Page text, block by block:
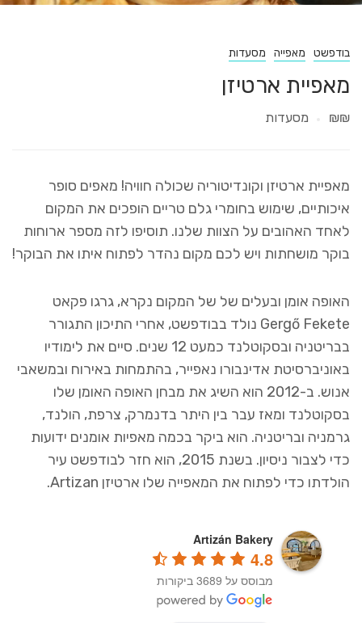
בודפשט מאפייה מסעדות
מאפיית ארטיזן
₪₪ מסעדות
מאפיית ארטיזן וקונדיטוריה שכולה חוויה! מאפים סופר
איכותיים, שימוש בחומרי גלם טריים הופכים את המקום
לאחד האהובים על הצוות שלנו. תוסיפו לזה מספר ארוחות
בוקר מושחתות ויש לכם מקום נהדר לפתוח איתו את הבוקר!
האופה אומן ובעלים של של המקום נקרא, גרגו פקאט
Gergő Fekete נולד בבודפשט, אחרי התיכון התגורר
בבריטניה ובסקוטלנד כמעט 12 שנים. סיים את לימודיו
באוניברסיטת אדינבורו נאפייר, בהתמחות באירוח ובמשאבי
אנוש. ב-2012 הוא השיג את מבחן האופה האומן שלו
בסקוטלנד ומאז עבר בין היתר בדנמרק, צרפת, הולנד,
גרמניה ובריטניה. הוא ביקר בכמה מאפיות אומנים ידועות
כדי לצבור ניסיון. בשנת 2015, הוא חזר לבודפשט עיר
הולדתו כדי לפתוח את המאפייה שלו ארטיזן Artizan.
Artizán Bakery
4.8
מבוסס על 3689 ביקורות